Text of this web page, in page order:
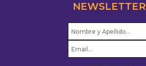
NEWSLETTER